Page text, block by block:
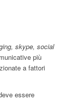
skype, social
più
a fattori
essere